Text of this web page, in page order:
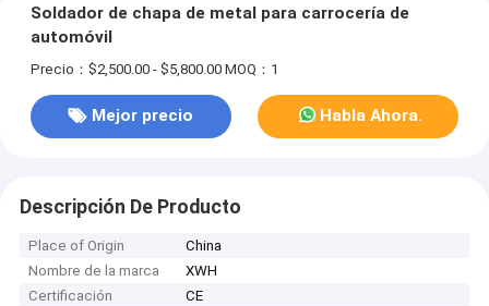
Soldador de chapa de metal para carrocería de
automóvil
Precio：$2,500.00 - $5,800.00 MOQ：1
Mejor precio Habla Ahora.
Descripción De Producto
Place of Origin
China
Nombre de la marca
XWH
Certificación
CE